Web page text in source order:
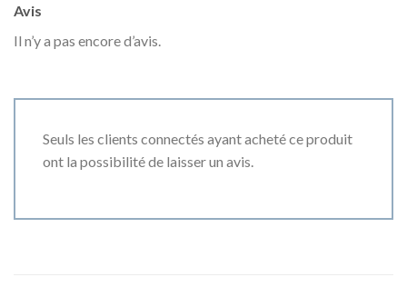
Avis
Il n’y a pas encore d’avis.
Seuls les clients connectés ayant acheté ce produit
ont la possibilité de laisser un avis.